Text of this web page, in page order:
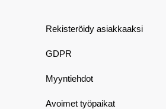
Rekisteröidy asiakkaaksi
GDPR
Myyntiehdot
Avoimet työpaikat